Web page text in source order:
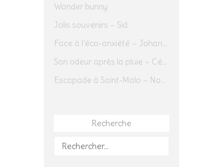
Wonder bunny
Jolis souvenirs – Sid
Face à l’éco-anxiété – Johannes Herrmann
Son odeur après la pluie – Cédric Sapin-Defour
Escapade à Saint-Malo – Novembre 2025 – Jour 1
Recherche
Rechercher :